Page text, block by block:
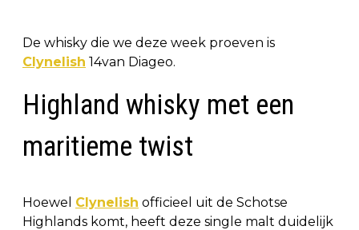
De whisky die we deze week proeven is
Clynelish 14van Diageo.
Highland whisky met een
maritieme twist
Hoewel Clynelish officieel uit de Schotse
Highlands komt, heeft deze single malt duidelijk